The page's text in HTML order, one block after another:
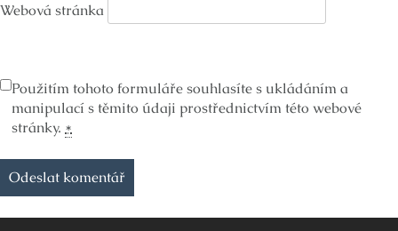
Webová stránka
Použitím tohoto formuláře souhlasíte s ukládáním a
manipulací s těmito údaji prostřednictvím této webové
stránky. *